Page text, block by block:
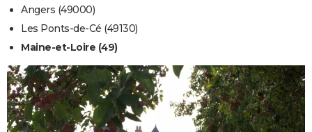
Angers (49000)
Les Ponts-de-Cé (49130)
Maine-et-Loire (49)